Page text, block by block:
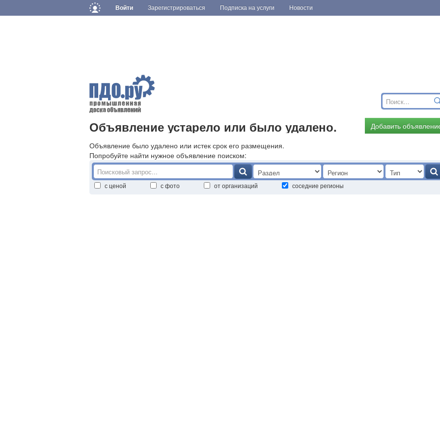
Войти Зарегистрироваться Подписка на услуги Новости
Объявление устарело или было удалено.
Добавить
Объявление было удалено или истек срок его размещения.
Попробуйте найти нужное объявление поиском:
с ценой с фото от организаций соседние регионы